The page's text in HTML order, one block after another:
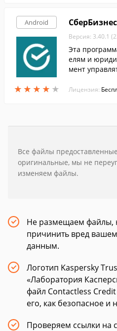
Android
★ ★ ★ ★ ★
★ ★ ★ ★ ★
СберБизнес
Версия: 3.40.1
Эта
елям и
мент
Лицензия:
Все файлы
оригинальные, мы не
изменяем файлы.
Не размещаем файлы,
причинить вред
данным.
Логотип Kaspersky
«Лаборатория
файл Contactless
его, как безопасное и
Проверяем ссылки на